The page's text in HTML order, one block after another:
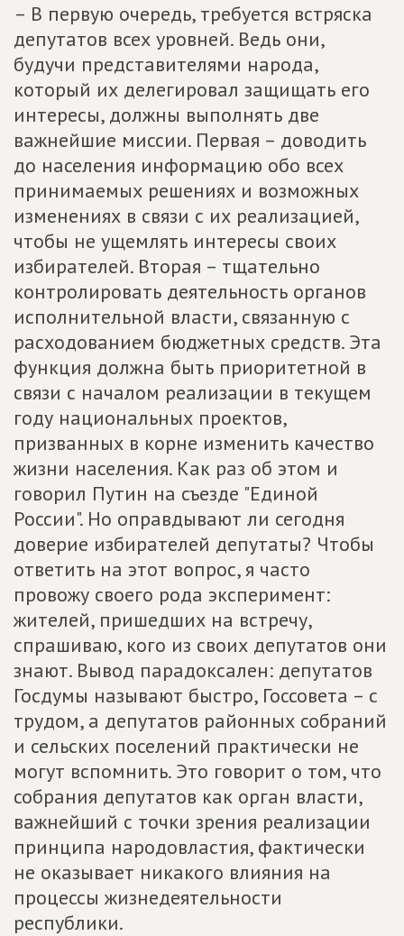
– В первую очередь, требуется встряска
депутатов всех уровней. Ведь они,
будучи представителями народа,
который их делегировал защищать его
интересы, должны выполнять две
важнейшие миссии. Первая – доводить
до населения информацию обо всех
принимаемых решениях и возможных
изменениях в связи с их реализацией,
чтобы не ущемлять интересы своих
избирателей. Вторая – тщательно
контролировать деятельность органов
исполнительной власти, связанную с
расходованием бюджетных средств. Эта
функция должна быть приоритетной в
связи с началом реализации в текущем
году национальных проектов,
призванных в корне изменить качество
жизни населения. Как раз об этом и
говорил Путин на съезде "Единой
России". Но оправдывают ли сегодня
доверие избирателей депутаты? Чтобы
ответить на этот вопрос, я часто
провожу своего рода эксперимент:
жителей, пришедших на встречу,
спрашиваю, кого из своих депутатов они
знают. Вывод парадоксален: депутатов
Госдумы называют быстро, Госсовета – с
трудом, а депутатов районных собраний
и сельских поселений практически не
могут вспомнить. Это говорит о том, что
собрания депутатов как орган власти,
важнейший с точки зрения реализации
принципа народовластия, фактически
не оказывает никакого влияния на
процессы жизнедеятельности
республики.